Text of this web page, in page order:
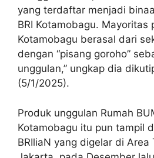
yang terdaftar menjadi
BRI Kotamobagu. Mayoritas
Kotamobagu berasal dari
dengan “pisang goroho”
unggulan,” ungkap dia
(5/1/2025).
Produk unggulan Rumah
Kotamobagu itu pun tampil
BRIliaN yang digelar di Area